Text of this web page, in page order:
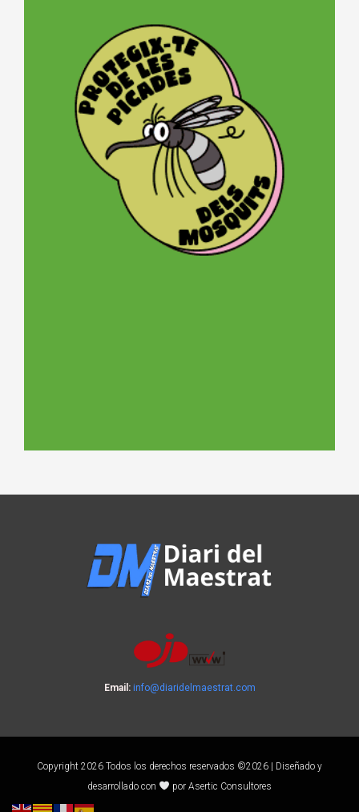
Email: info@diaridelmaestrat.com
Copyright 2026 Todos los derechos reservados ©2026 | Diseñado y
desarrollado con
por Asertic Consultores